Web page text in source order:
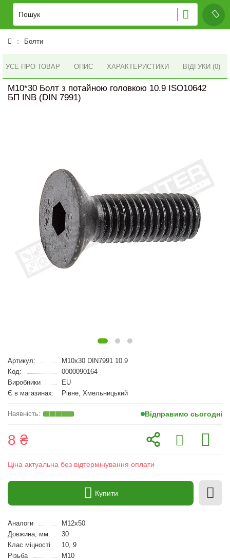
Болти
УСЕ ПРО ТОВАР ОПИС ХАРАКТЕРИСТИКИ ВІДГУКИ (0)
M10*30 Болт з потайною головкою 10.9 ISO10642
БП INB (DIN 7991)
Артикул:
M10x30 DIN7991 10.9
Код:
0000090164
Виробники
EU
Є в магазинах:
Рівне, Хмельницький
Відправимо сьогодні
8 ₴
Ціна актуальна без відтермінування оплати
Купити
Аналоги
M12x50
Довжина, мм
30
Клас міцності
10, 9
Різьба
M10